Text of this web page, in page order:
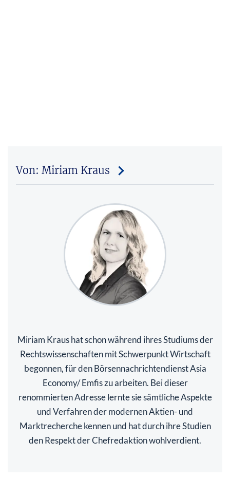
Von: Miriam Kraus
Miriam Kraus hat schon während ihres Studiums der
Rechtswissenschaften mit Schwerpunkt Wirtschaft
begonnen, für den Börsennachrichtendienst Asia
Economy/ Emfis zu arbeiten. Bei dieser
renommierten Adresse lernte sie sämtliche Aspekte
und Verfahren der modernen Aktien- und
Marktrecherche kennen und hat durch ihre Studien
den Respekt der Chefredaktion wohlverdient.